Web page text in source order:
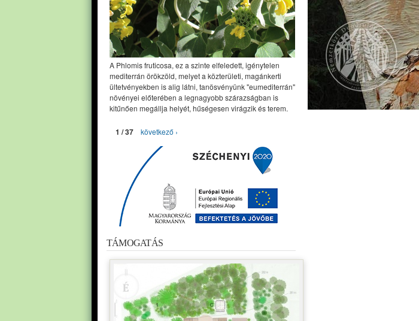
A Phlomis fruticosa, ez a szinte elfeledett, igénytelen
mediterrán örökzöld, melyet a közterületi, magánkerti
ültetvényekben is alig látni, tanösvényünk "eumediterrán"
növényei előterében a legnagyobb szárazságban is
kitűnően megállja helyét, hűségesen virágzik és terem.
1 / 37 következő ›
TÁMOGATÁS